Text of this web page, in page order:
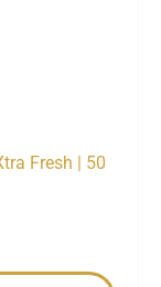
Fresh | 50